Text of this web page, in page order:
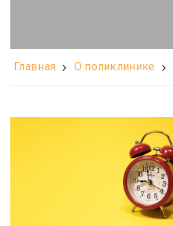
Главная О поликлинике